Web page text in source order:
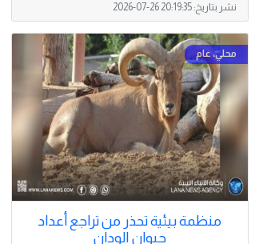
نشر بتاريخ:2026-07-26 20:19:35
منظمة بيئية تحذر من تراجع أعداد
حيوان الودان